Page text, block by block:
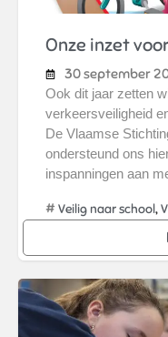
Onze inzet
30 september
Ook dit jaar zetten
verkeersveiligheid
De Vlaamse
ondersteund ons
inspanningen aan
# Veilig naar school,